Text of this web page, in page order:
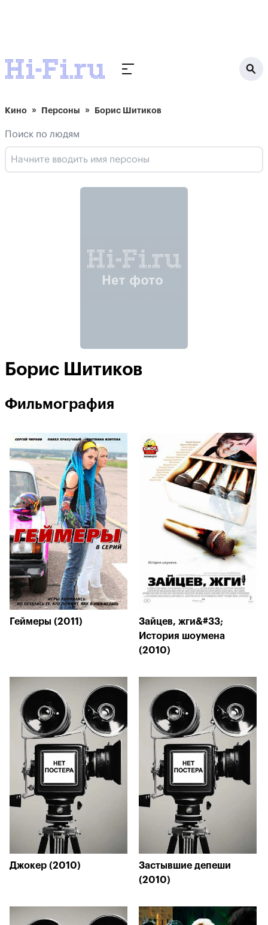
Кино Персоны Борис Шитиков
Поиск по людям
Борис Шитиков
Фильмография
Геймеры (2011)
Зайцев, жги&#33;
История шоумена
(2010)
Джокер (2010)
Застывшие депеши
(2010)